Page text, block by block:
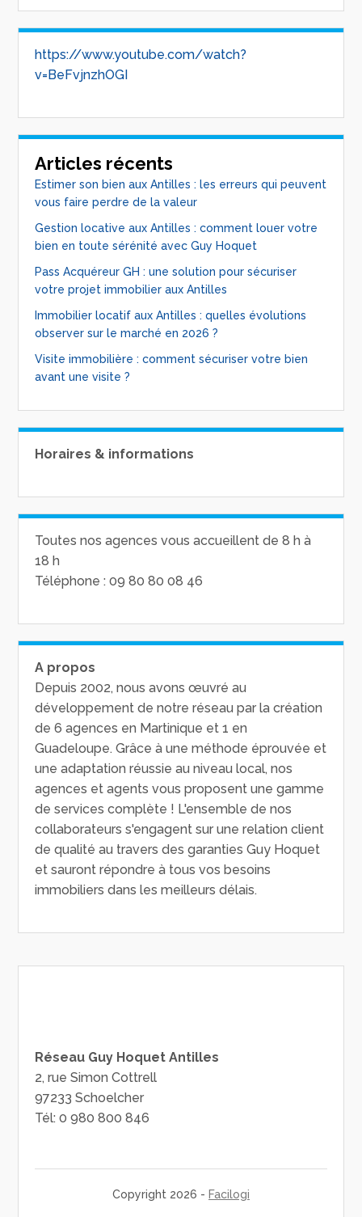
https://www.youtube.com/watch?
v=BeFvjnzhOGI
Articles récents
Estimer son bien aux Antilles : les erreurs qui peuvent
vous faire perdre de la valeur
Gestion locative aux Antilles : comment louer votre
bien en toute sérénité avec Guy Hoquet
Pass Acquéreur GH : une solution pour sécuriser
votre projet immobilier aux Antilles
Immobilier locatif aux Antilles : quelles évolutions
observer sur le marché en 2026 ?
Visite immobilière : comment sécuriser votre bien
avant une visite ?
Horaires & informations
Toutes nos agences vous accueillent de 8 h à
18 h
Téléphone : 09 80 80 08 46
A propos
Depuis 2002, nous avons œuvré au
développement de notre réseau par la création
de 6 agences en Martinique et 1 en
Guadeloupe. Grâce à une méthode éprouvée et
une adaptation réussie au niveau local, nos
agences et agents vous proposent une gamme
de services complète ! L'ensemble de nos
collaborateurs s'engagent sur une relation client
de qualité au travers des garanties Guy Hoquet
et sauront répondre à tous vos besoins
immobiliers dans les meilleurs délais.
Réseau Guy Hoquet Antilles
2, rue Simon Cottrell
97233 Schoelcher
Tél: 0 980 800 846
Copyright 2026 - Facilogi